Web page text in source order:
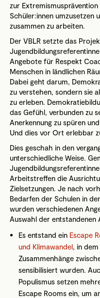
zur
Schüler:innen umzusetzen
zusammen zu arbeiten.
Der VBLR setzte das
Angebote für Respekt
Menschen in ländlichen
Dabei geht darum,
zu verstehen, sondern sie
zu erleben.
das Gefühl, verbunden zu
Anerkennung zu spüren
Und dies vor Ort erlebbar
Dies geschah in den
unterschiedliche Weise.
Arbeitstreffen die
Zielsetzungen. Je nach
Bedarfen der Schulen in
wurden verschiedenen
Auswahl der entstandenen
Es entstand ein Escape
und Klimawandel, in
Zusammenhänge
sensibilisiert wurden.
Populismus setzen
Escape Rooms ein, um